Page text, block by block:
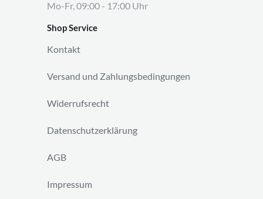
Mo-Fr, 09:00 - 17:00 Uhr
Shop Service
Kontakt
Versand und Zahlungsbedingungen
Widerrufsrecht
Datenschutzerklärung
AGB
Impressum